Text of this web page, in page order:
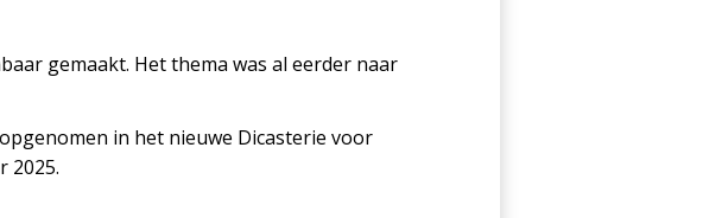
gemaakt. Het thema was al eerder naar
in het nieuwe Dicasterie voor
2025.